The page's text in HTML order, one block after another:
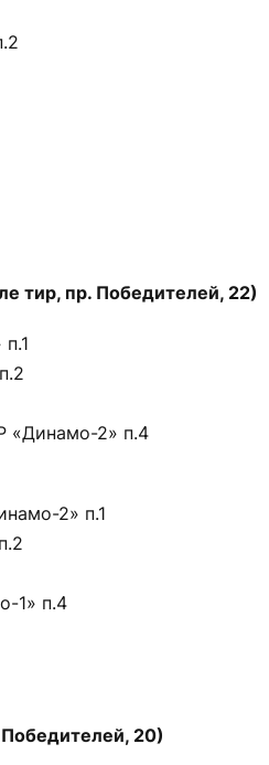
тир, пр. Победителей, 22)
2» п.4
2» п.1
1» п.4
20)